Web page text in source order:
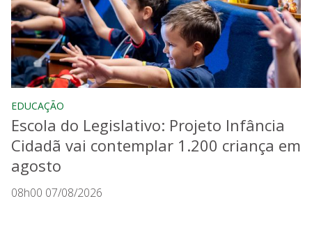
EDUCAÇÃO
Escola do Legislativo: Projeto Infância
Cidadã vai contemplar 1.200 criança em
agosto
08h00 07/08/2026